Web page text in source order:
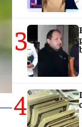
3
4